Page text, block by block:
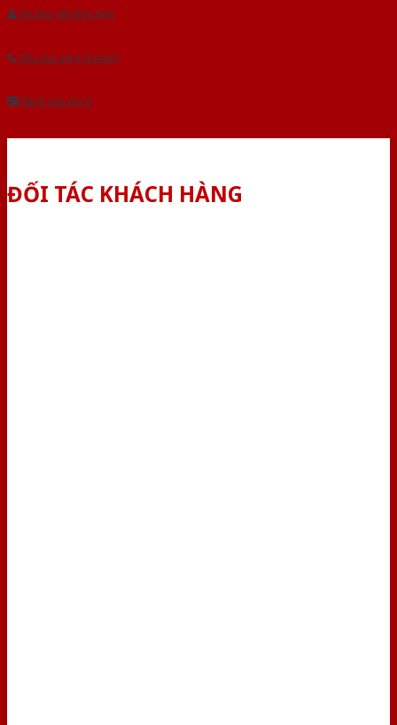
Tải báo giá tổng hợp
Yêu cầu gọi lại (3 phút)
Dành cho đại lý
ĐỐI TÁC KHÁCH HÀNG